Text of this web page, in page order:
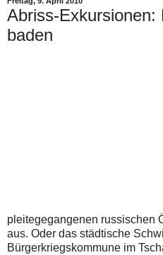
Abriss-Exkursionen:
baden
pleitegegangenen russischen
aus. Oder das städtische
Bürgerkriegskommune im